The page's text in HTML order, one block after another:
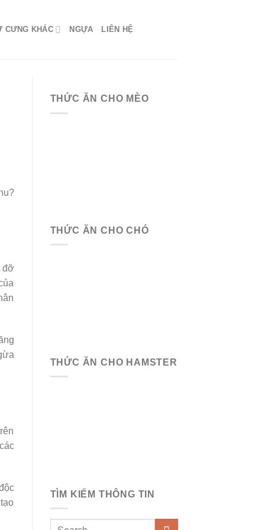
CƯNG KHÁC NGỰA LIÊN HỆ
đỡ
THỨC ĂN CHO MÈO
THỨC ĂN CHO CHÓ
THỨC ĂN CHO HAMSTER
TÌM KIẾM THÔNG TIN